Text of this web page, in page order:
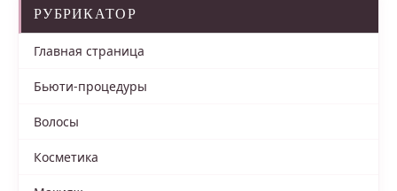
РУБРИКАТОР
Главная страница
Бьюти-процедуры
Волосы
Косметика